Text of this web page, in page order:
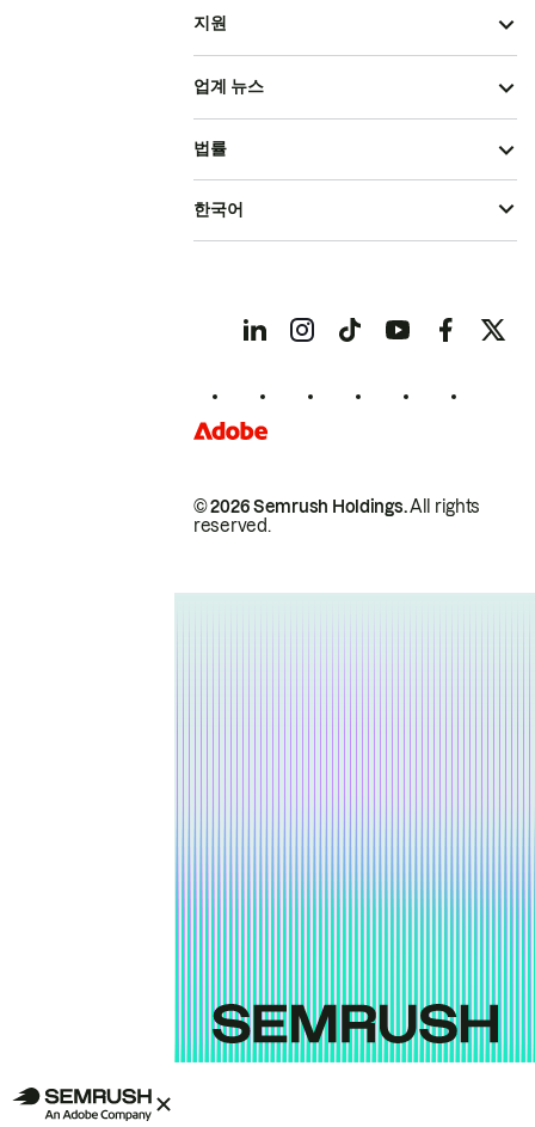
지원
업계 뉴스
© 2026 Semrush Holdings.All rights
reserved.
법률
한국어